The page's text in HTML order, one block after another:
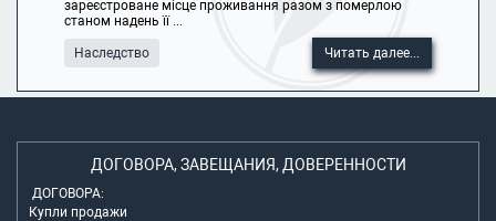
зареєстроване місце проживання разом з померлою
станом надень її ...
Наследство Читать далее...
ДОГОВОРА, ЗАВЕЩАНИЯ, ДОВЕРЕННОСТИ
ДОГОВОРА:
Купли продажи